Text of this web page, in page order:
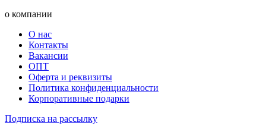
о компании
О нас
Контакты
Вакансии
ОПТ
Оферта и реквизиты
Политика конфиденциальности
Корпоративные подарки
Подписка на рассылку